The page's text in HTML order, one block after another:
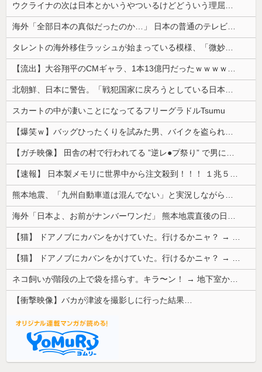
ウクライナの次は日本とかいうやついるけどどういう理屈なの？
海外「全部日本の真似だったのか…」 日本の普通のテレビ番組が最新SNSの数十年先を行っていたと話題に
タレントの海外移住ラッシュが始まっている模様、「微妙な人ばっかで憧れない」と指摘する声も・・
【流出】大谷翔平のCMギャラ、1本13億円だったｗｗｗｗｗｗｗｗｗ
北朝鮮、日本に警告。「戦犯国家に戻ろうとしている日本に軍事的選択肢を検討」
スカートの中が凄いことになってるフリーグラドルTsumu
【爆笑ｗ】バッグひったくりを試みた男、バイクを盗られる！
【ガチ映像】 田舎の村で行われてる ”逆レ●プ祭り” で男に跨って無理矢理チ●コを挿入する女の動画がエ□すぎる…
【速報】 日本製メモリに世界中から注文殺到！！！ １兆５０００億円で工場増築へ
熊本地震、「九州自動車道は混んでない」と実況しながら被災地へ向かう有名アナなどに批判殺到 全国紙記者「最新の状況をいち早く伝えることは報道機関としての責務」「情報を取り上げることには大きな意義がある」
海外「日本よ、お前がナンバーワンだ」 熊本地震直後の日本の対応のスピードに世界が衝撃
【猫】 ドアノブにカバンをかけていた。行けるかニャ？ → 猫はこうなります…
【猫】 ドアノブにカバンをかけていた。行けるかニャ？ → 猫はこうなります…
ネコ飼いが階段の上で袋を揺らす。キラ〜ン！ → 地下室からヤツが現れる…
【衝撃映像】バカが津波を撮影しに行った結果…